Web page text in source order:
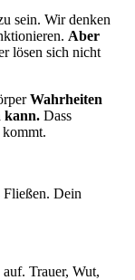
sein. Wir denken
Aber
lösen sich nicht
Wahrheiten
kann. Dass
Fließen. Dein
Trauer, Wut,